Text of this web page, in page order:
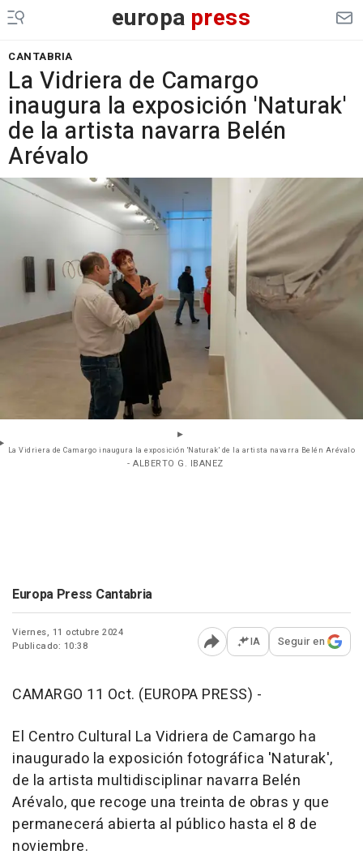
europa press
CANTABRIA
La Vidriera de Camargo
inaugura la exposición 'Naturak'
de la artista navarra Belén
Arévalo
La Vidriera de Camargo inaugura la exposición 'Naturak' de la artista navarra Belén Arévalo
- ALBERTO G. IBANEZ
Europa Press Cantabria
Viernes, 11 octubre 2024
Publicado: 10:38
Abrir opciones para
IA Seguir en
CAMARGO 11 Oct. (EUROPA PRESS) -
El Centro Cultural La Vidriera de Camargo ha
inaugurado la exposición fotográfica 'Naturak',
de la artista multidisciplinar navarra Belén
Arévalo, que recoge una treinta de obras y que
permanecerá abierta al público hasta el 8 de
noviembre.